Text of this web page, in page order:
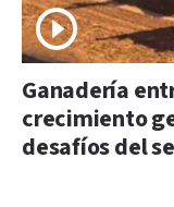
Ganadería
crecimiento
desafíos del